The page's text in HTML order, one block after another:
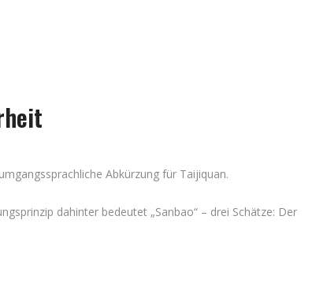
Abkürzung für Taijiquan.
dahinter bedeutet „Sanbao“ – drei Schätze: Der